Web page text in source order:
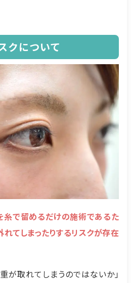
クについて
糸で留めるだけの施術であるた
れてしまったりするリスクが存在
が取れてしまうのではないか」